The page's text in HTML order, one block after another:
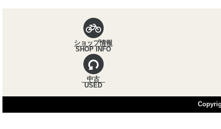
ショップ情報
SHOP INFO
中古
USED